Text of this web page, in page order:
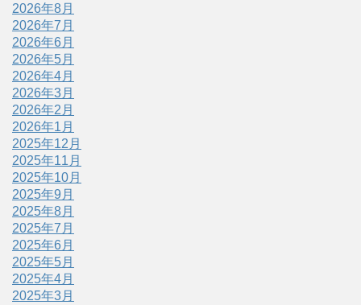
2026年8月
2026年7月
2026年6月
2026年5月
2026年4月
2026年3月
2026年2月
2026年1月
2025年12月
2025年11月
2025年10月
2025年9月
2025年8月
2025年7月
2025年6月
2025年5月
2025年4月
2025年3月